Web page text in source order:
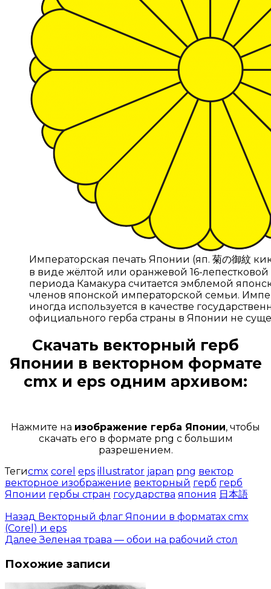
Императорская печать Японии (яп. 菊の御紋
в виде жёлтой или оранжевой 16-
периода Камакура считается эмблемой
членов японской императорской семьи.
иногда используется в качестве
официального герба страны в Японии не
Скачать векторный герб
Японии в векторном формате
cmx и eps одним архивом:
Нажмите на изображение герба Японии, чтобы
скачать его в формате png с большим
разрешением.
Тегиcmx corel eps illustrator japan png вектор
векторное изображение векторный герб герб
Японии гербы стран государства япония 日本語
Назад Векторный флаг Японии в форматах cmx
(Corel) и eps
Далее Зеленая трава — обои на рабочий стол
Похожие записи